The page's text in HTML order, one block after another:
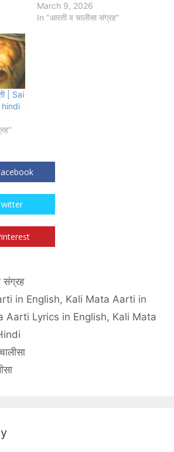
March 9, 2026
In "आरती व चालीसा संग्रह"
| Sai
hindi
संग्रह
in English, Kali Mata Aarti in
Aarti Lyrics in English, Kali Mata